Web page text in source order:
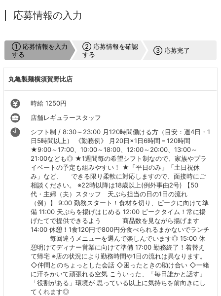
応募情報の入力
① 応募情報を入力
する
② 応募情報を確認
する
③ 応募完了
丸亀製麺横須賀野比店
時給 1250円
店舗レギュラースタッフ
シフト制 / 8:30～23:00 月120時間働ける方（目安：週4日・1
日5時間以上） 《勤務例》 月20日×1日6時間＝120時間
★9:00～17:00、10:00～18:00、12:00～20:00、13:00～
21:00なども◎ ★1週間毎の希望シフト制なので、家族やプラ
イベートの予定も組みやすい！ ★「平日のみ」「土日祝休
み」など、 できる限り柔軟に対応しますので、面接時にご
相談ください。 ※22時以降は18歳以上(例外事由2号) 【50
代・主婦（夫）スタッフ 天ぷら担当の日の1日の流れ
（例）】 9:00 勤務スタート！食材を切り、ピークに向けて準
備 11:00 天ぷらを揚げはじめる 12:00 ピークタイム！常に揚
げたてで提供できるよう 商品数を見ながら揚げます
14:00 休憩！1食120円で800円分食べられるまかないでランチ
毎回違うメニューを選んで楽しんでいます◎ 15:00 休
憩明けてディナー営業に向けて準備 17:00 勤務終了！着替え
て帰宅 ※店の状況により勤務時間や1日の流れは異なります。
◇仲間とのちょっとした会話 ◇困ったときの助け合い ◇一緒
に汗をかいて頑張れる空気 こういった、「毎日誰かと話す」
「役割がある」環境が 思っている以上に気持ちを前向きにし
てくれます◎